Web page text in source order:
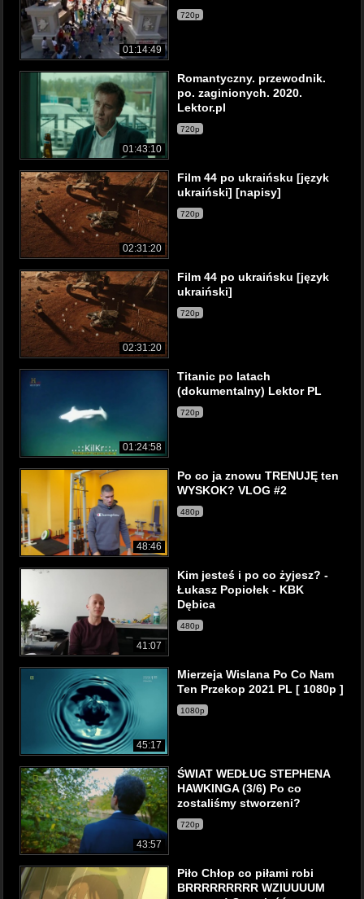
01:14:49
720p
01:43:10
Romantyczny. przewodnik.
po. zaginionych. 2020.
Lektor.pl
720p
02:31:20
Film 44 po ukraińsku [język
ukraiński] [napisy]
720p
02:31:20
Film 44 po ukraińsku [język
ukraiński]
720p
01:24:58
Titanic po latach
(dokumentalny) Lektor PL
720p
48:46
Po co ja znowu TRENUJĘ ten
WYSKOK? VLOG #2
480p
41:07
Kim jesteś i po co żyjesz? -
Łukasz Popiołek - KBK
Dębica
480p
45:17
Mierzeja Wislana Po Co Nam
Ten Przekop 2021 PL [ 1080p ]
1080p
43:57
ŚWIAT WEDŁUG STEPHENA
HAWKINGA (3/6) Po co
zostaliśmy stworzeni?
720p
Piło Chłop co piłami robi
BRRRRRRRRR WZIUUUUM